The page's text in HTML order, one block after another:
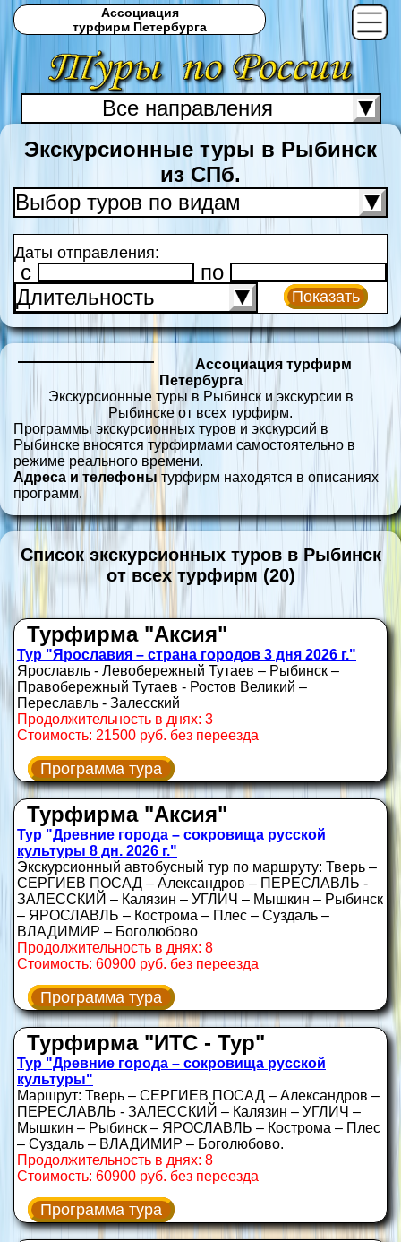
Ассоциация
турфирм Петербурга
Все направления
Экскурсионные туры в Рыбинск
из СПб.
Выбор туров по видам
Даты отправления:
c
по
Длительность
Показать
Ассоциация турфирм
Петербурга
Экскурсионные туры в Рыбинск и экскурсии в
Рыбинске от всех турфирм.
Программы экскурсионных туров и экскурсий в
Рыбинске вносятся турфирмами самостоятельно в
режиме реального времени.
Адреса и телефоны турфирм находятся в описаниях
программ.
Список экскурсионных туров в Рыбинск
от всех турфирм (20)
Турфирма "Аксия"
Тур "Ярославия – страна городов 3 дня 2026 г."
Ярославль - Левобережный Тутаев – Рыбинск –
Правобережный Тутаев - Ростов Великий –
Переславль - Залесский
Продолжительность в днях: 3
Стоимость: 21500 руб. без переезда
Программа тура
Турфирма "Аксия"
Тур "Древние города – сокровища русской
культуры 8 дн. 2026 г."
Экскурсионный автобусный тур по маршруту: Тверь –
СЕРГИЕВ ПОСАД – Александров – ПЕРЕСЛАВЛЬ -
ЗАЛЕССКИЙ – Калязин – УГЛИЧ – Мышкин – Рыбинск
– ЯРОСЛАВЛЬ – Кострома – Плес – Суздаль –
ВЛАДИМИР – Боголюбово
Продолжительность в днях: 8
Стоимость: 60900 руб. без переезда
Программа тура
Турфирма "ИТС - Тур"
Тур "Древние города – сокровища русской
культуры"
Маршрут: Тверь – СЕРГИЕВ ПОСАД – Александров –
ПЕРЕСЛАВЛЬ - ЗАЛЕССКИЙ – Калязин – УГЛИЧ –
Мышкин – Рыбинск – ЯРОСЛАВЛЬ – Кострома – Плес
– Суздаль – ВЛАДИМИР – Боголюбово.
Продолжительность в днях: 8
Стоимость: 60900 руб. без переезда
Программа тура